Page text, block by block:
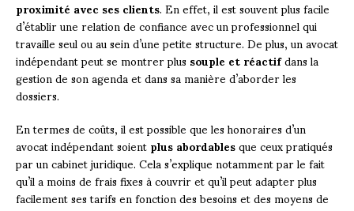
proximité avec ses clients. En effet, il est souvent plus facile
d’établir une relation de confiance avec un professionnel qui
travaille seul ou au sein d’une petite structure. De plus, un avocat
indépendant peut se montrer plussouple et réactifdans la
gestion de son agenda et dans sa manière d’aborder les
dossiers.
En termes de coûts, il est possible que les honoraires d’un
avocat indépendant soientplus abordablesque ceux pratiqués
par un cabinet juridique. Cela s’explique notamment par le fait
qu’il a moins de frais fixes à couvrir et qu’il peut adapter plus
facilement ses tarifs en fonction des besoins et des moyens de